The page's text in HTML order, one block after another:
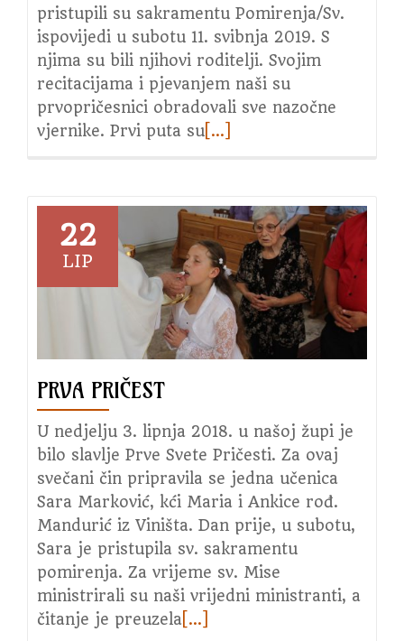
pristupili su sakramentu Pomirenja/Sv.
ispovijedi u subotu 11. svibnja 2019. S
njima su bili njihovi roditelji. Svojim
recitacijama i pjevanjem naši su
prvopričesnici obradovali sve nazočne
vjernike. Prvi puta su Read
Sveta
Pričest
2019.
[…]
22
LIP
PRVA PRIČEST
U nedjelju 3. lipnja 2018. u našoj župi je
bilo slavlje Prve Svete Pričesti. Za ovaj
svečani čin pripravila se jedna učenica
Sara Marković, kći Maria i Ankice rođ.
Mandurić iz Viništa. Dan prije, u subotu,
Sara je pristupila sv. sakramentu
pomirenja. Za vrijeme sv. Mise
ministrirali su naši vrijedni ministranti, a
čitanje je preuzela Read
[…]